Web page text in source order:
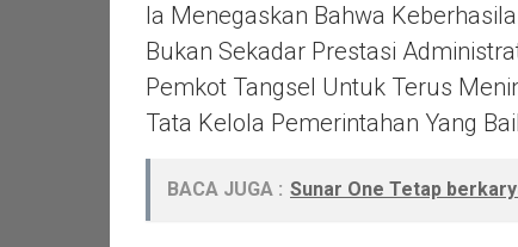
Ia Menegaskan Bahwa
Bukan Sekadar Prestasi
Pemkot Tangsel Untuk Terus
Tata Kelola Pemerintahan Yang
BACA JUGA : Sunar One Tetap